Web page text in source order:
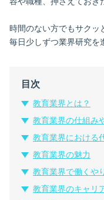
時間のない方でもサクッ
毎日少しずつ業界研究を
目次
教育業界とは？
教育業界の仕組み
教育業界における
教育業界の魅力
教育業界で働くや
教育業界のキャリ